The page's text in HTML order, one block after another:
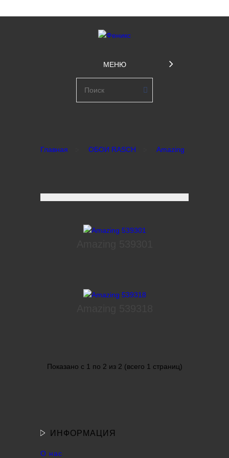
МЕНЮ
Главная ОБОИ RASCH Amazing
Показано с 1 по 2 из 2 (всего 1 страниц)
ИНФОРМАЦИЯ
О нас